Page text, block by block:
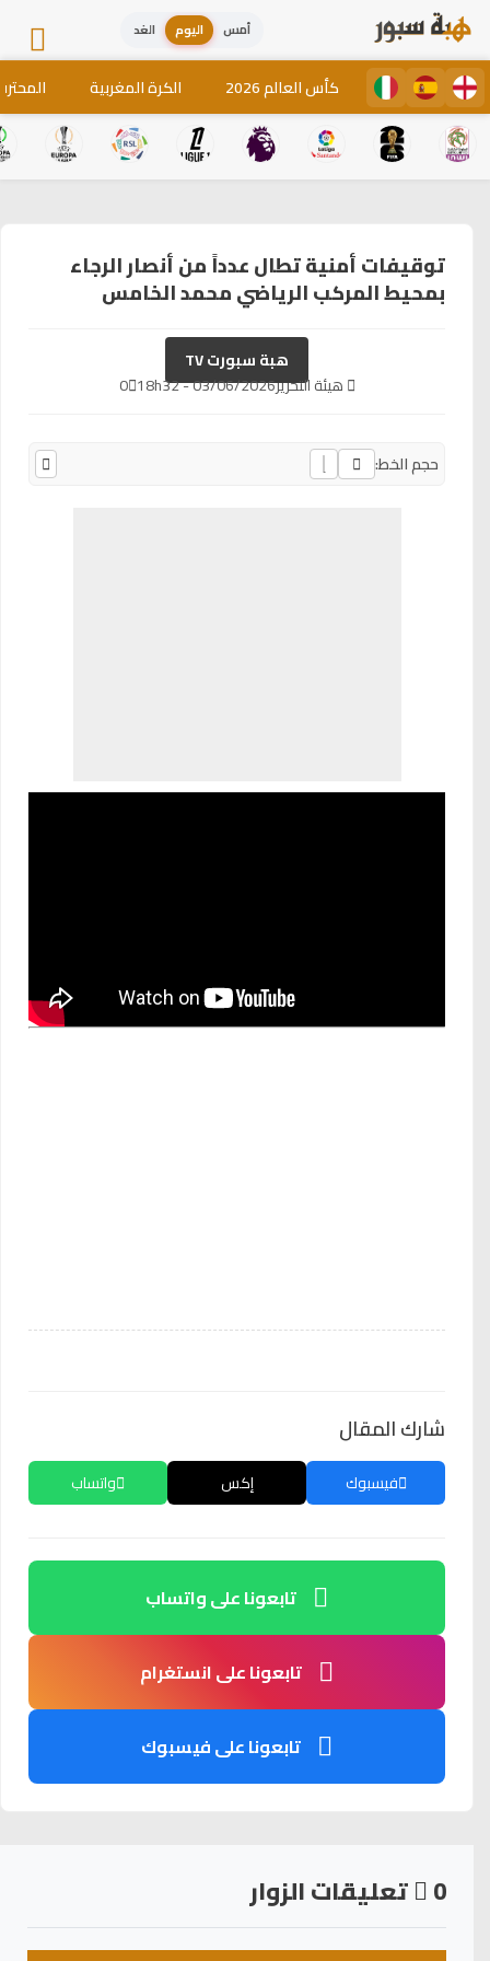
أمس اليوم الغد
كأس العالم 2026 الكرة المغربية
توقيفات أمنية تطال عدداً من أنصار الرجاء
بمحيط المركب الرياضي محمد الخامس
هبة سبورت TV
هيئة التحرير03/06/2026 - 18h32
0
حجم الخط:
شارك المقال
فيسبوك إكس واتساب
تابعونا على واتساب
تابعونا على انستغرام
تابعونا على فيسبوك
0 تعليقات الزوار